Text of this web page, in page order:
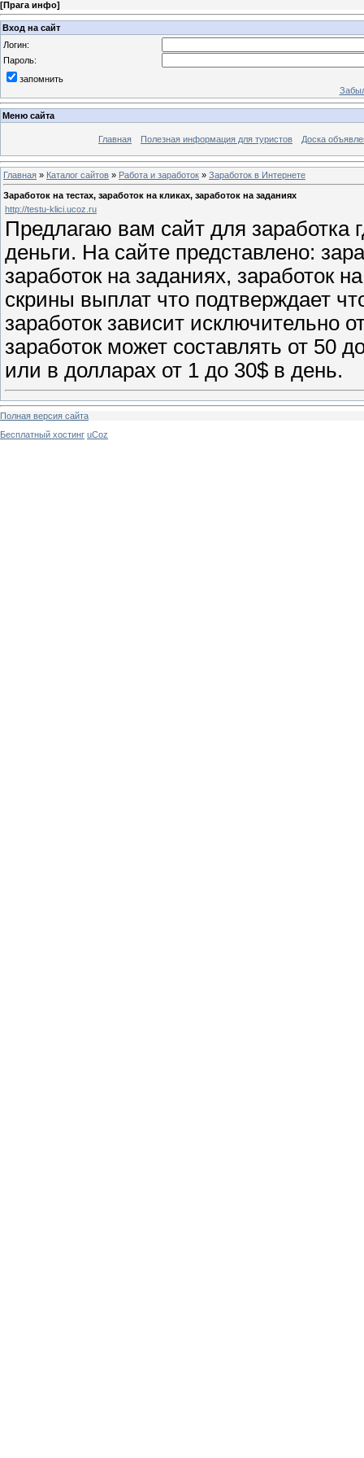
[Прага инфо]
Вход на сайт
Логин:
Пароль:
запомнить
Меню сайта
Главная Полезная информация для туристов Доска
Главная » Каталог сайтов » Работа и заработок » Заработок в Интернете
Заработок на тестах, заработок на кликах, заработок на заданиях
http://testu-klici.ucoz.ru
Предлагаю вам сайт для заработка
деньги. На сайте представлено:
заработок на заданиях, заработок
скрины выплат что подтверждает
заработок зависит исключительно
заработок может составлять от 50
или в долларах от 1 до 30$ в день.
Полная версия сайта
Бесплатный хостинг uCoz